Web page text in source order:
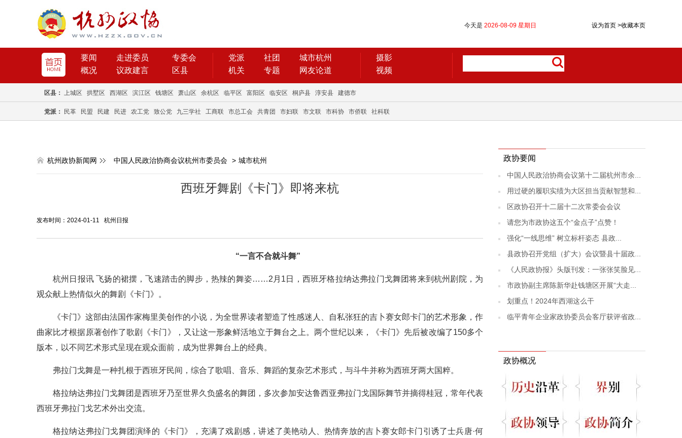
设为首页 >收藏本页
今天是 2026-08-09 星期日
要闻 走进委员
专委会
概况
议政建言 区县
党派 社团
城市杭州
机关
专题 网友论道
摄影
视频
区县： 上城区 拱墅区 西湖区 滨江区 钱塘区 萧山区 余杭区 临平区 富阳区 临安区 桐庐县 淳安县 建德市
党派： 民革 民盟 民建 民进 农工党 致公党 九三学社 工商联 市总工会 共青团 市妇联 市文联 市科协 市侨联 社科联
杭州政协新闻网 中国人民政治协商会议杭州市委员会 > 城市杭州
西班牙舞剧《卡门》即将来杭
发布时间：2024-01-11 杭州日报
“一言不合就斗舞”
杭州日报讯 飞扬的裙摆，飞速踏击的脚步，热辣的舞姿……2月1日，西班牙格拉纳达弗拉门戈舞团将来到杭州剧院，为
观众献上热情似火的舞剧《卡门》。
《卡门》这部由法国作家梅里美创作的小说，为全世界读者塑造了性感迷人、自私张狂的吉卜赛女郎卡门的艺术形象，作
曲家比才根据原著创作了歌剧《卡门》，又让这一形象鲜活地立于舞台之上。两个世纪以来，《卡门》先后被改编了150多个
版本，以不同艺术形式呈现在观众面前，成为世界舞台上的经典。
弗拉门戈舞是一种扎根于西班牙民间，综合了歌唱、音乐、舞蹈的复杂艺术形式，与斗牛并称为西班牙两大国粹。
格拉纳达弗拉门戈舞团是西班牙乃至世界久负盛名的舞团，多次参加安达鲁西亚弗拉门戈国际舞节并摘得桂冠，常年代表
西班牙弗拉门戈艺术外出交流。
格拉纳达弗拉门戈舞团演绎的《卡门》，充满了戏剧感，讲述了美艳动人、热情奔放的吉卜赛女郎卡门引诱了士兵唐·何
政协要闻
中国人民政治协商会议第十二届杭州市余...
用过硬的履职实绩为大区担当贡献智慧和...
区政协召开十二届十二次常委会会议
请您为市政协这五个“金点子”点赞！
强化“一线思维” 树立标杆姿态 县政...
县政协召开党组（扩大）会议暨县十届政...
《人民政协报》头版刊发：一张张笑脸见...
市政协副主席陈新华赴钱塘区开展“大走...
划重点！2024年西湖这么干
临平青年企业家政协委员会客厅获评省政...
政协概况